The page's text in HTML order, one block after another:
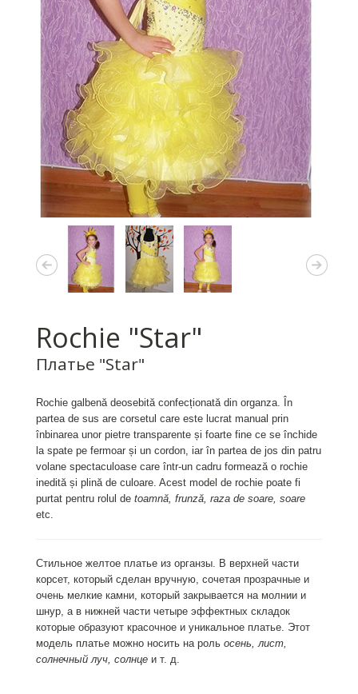
Rochie "Star"
Платье "Star"
Rochie galbenă deosebită confecționată din organza. În
partea de sus are corsetul care este lucrat manual prin
înbinarea unor pietre transparente și foarte fine ce se închide
la spate pe fermoar și un cordon, iar în partea de jos din patru
volane spectaculoase care într-un cadru formează o rochie
inedită și plină de culoare. Acest model de rochie poate fi
purtat pentru rolul de toamnă, frunză, raza de soare, soare
etc.
Стильное желтое платье из органзы. B верхней части
корсет, который сделан вручную, сочетая прозрачные и
очень мелкие камни, который закрывается на молнии и
шнур, а в нижней части четыре эффектных складок
которые образуют красочное и уникальное платье. Этот
модель платье можно носить на роль осень, лист,
солнечный луч, солнце и т. д.